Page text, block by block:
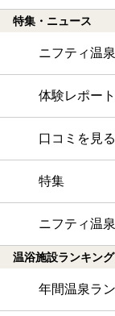
特集・ニュース
ニフティ温
体験レポート
口コミを見る
特集
ニフティ温
温浴施設ランキング
年間温泉ラ